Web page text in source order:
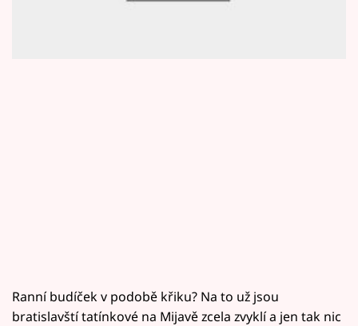
středečního dílu Prázdnin už teď.
Ranní budíček v podobě křiku? Na to už jsou
bratislavští tatínkové na Mijavě zcela zvyklí a jen tak nic